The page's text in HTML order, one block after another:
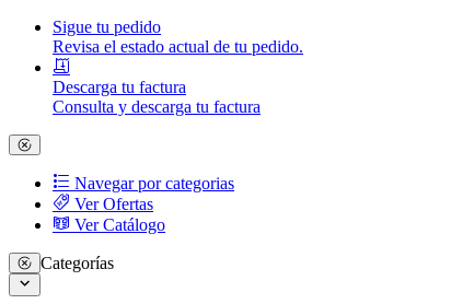
Sigue tu pedido
Revisa el estado actual de tu pedido.
Descarga tu factura
Consulta y descarga tu factura
Navegar por categorias
Ver Ofertas
Ver Catálogo
Categorías